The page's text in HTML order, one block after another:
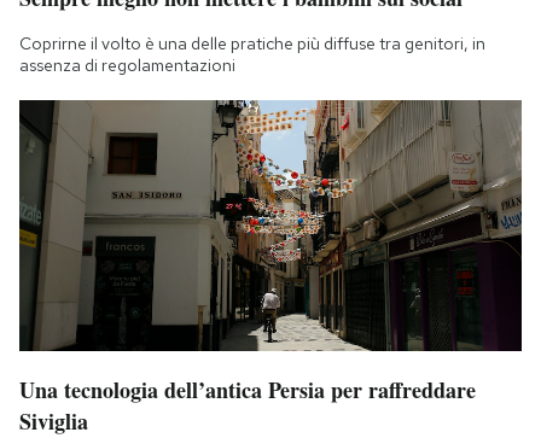
Coprirne il volto è una delle pratiche più diffuse tra genitori, in
assenza di regolamentazioni
Una tecnologia dell’antica Persia per raffreddare
Siviglia